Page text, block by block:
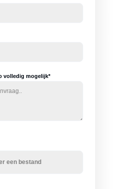
volledig mogelijk*